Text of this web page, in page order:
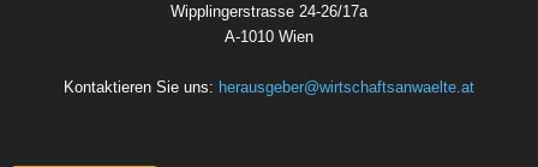
Wipplingerstrasse 24-26/17a
A-1010 Wien
Kontaktieren Sie uns: herausgeber@wirtschaftsanwaelte.at